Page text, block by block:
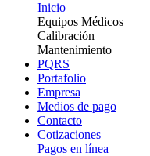
Inicio
Equipos Médicos
Calibración
Mantenimiento
PQRS
Portafolio
Empresa
Medios de pago
Contacto
Cotizaciones
Pagos en línea